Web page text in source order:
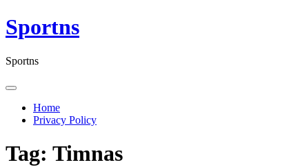
Skip
to
Sportns
Sportns
Home
Privacy Policy
Tag: Timnas